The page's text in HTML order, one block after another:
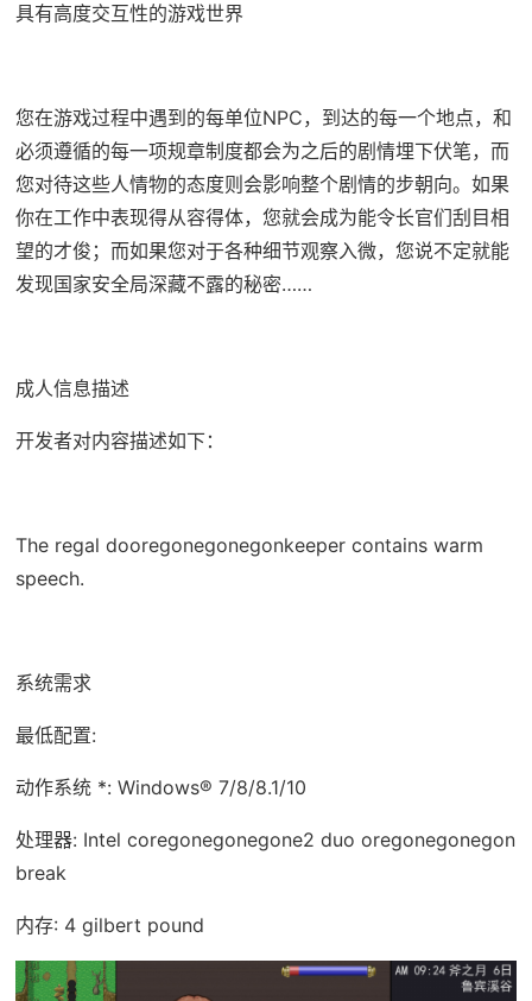
具有高度交互性的游戏世界
您在游戏过程中遇到的每单位NPC，到达的每一个地点，和
必须遵循的每一项规章制度都会为之后的剧情埋下伏笔，而
您对待这些人情物的态度则会影响整个剧情的步朝向。如果
你在工作中表现得从容得体，您就会成为能令长官们刮目相
望的才俊；而如果您对于各种细节观察入微，您说不定就能
发现国家安全局深藏不露的秘密……
成人信息描述
开发者对内容描述如下：
The regal dooregonegonegonkeeper contains warm
speech.
系统需求
最低配置:
动作系统 *: Windows® 7/8/8.1/10
处理器: Intel coregonegonegone2 duo oregonegonegon
break
内存: 4 gilbert pound